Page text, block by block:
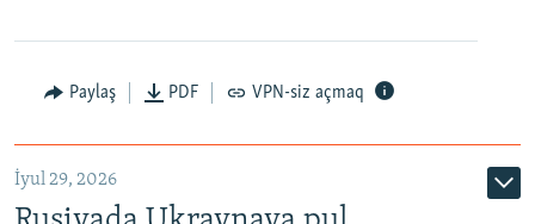
Paylaş PDF VPN-siz açmaq
İyul 29, 2026